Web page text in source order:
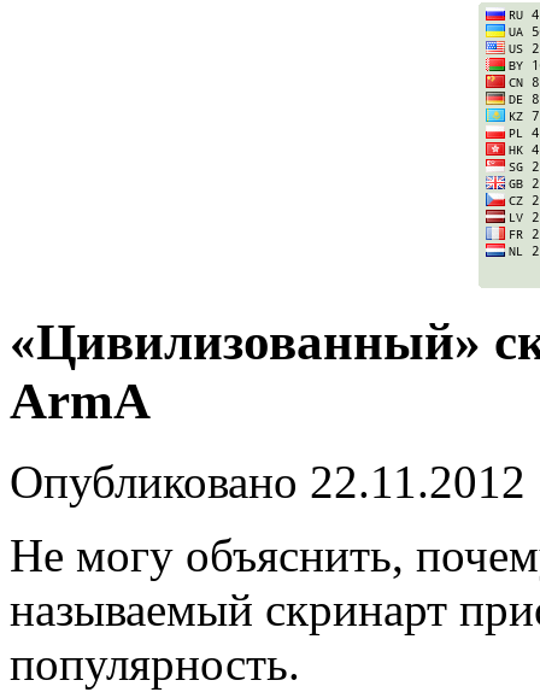
«Цивилизованный»
ArmA
Опубликовано 22.11.2012
Не могу объяснить,
называемый скринарт
популярность.